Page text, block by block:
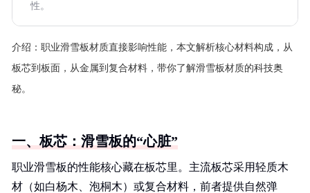
性。
介绍： 职业滑雪板材质直接影响性能，本文解析核心材料构成，从
板芯到板面，从金属到复合材料，带你了解滑雪板材质的科技奥
秘。
一、板芯：滑雪板的“心脏”
职业滑雪板的性能核心藏在板芯里。主流板芯采用轻质木
材（如白杨木、泡桐木）或复合材料，前者提供自然弹